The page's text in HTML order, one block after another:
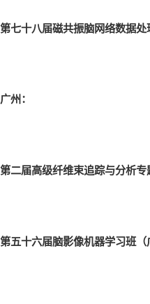
第七十八届磁共振脑网络数据处
广州：
第二届高级纤维束追踪与分析专
第五十六届脑影像机器学习班（